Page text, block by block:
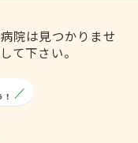
院は見つかりませ
て下さい。